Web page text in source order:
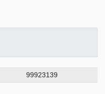
99923139